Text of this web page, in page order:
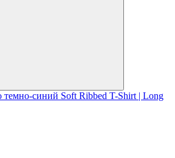
синий Soft Ribbed T-Shirt | Long